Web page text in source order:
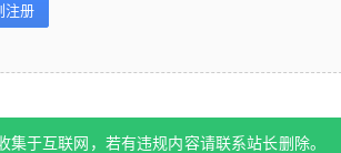
注册
于互联网，若有违规内容请联系站长删除。
20 元 50 元 自定义